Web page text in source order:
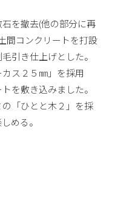
を撤去(他の部分に再
間コンクリートを打設
引き仕上げとした。
ス２５㎜」を採用
を敷き込みました。
「ひとと木２」を採
める。